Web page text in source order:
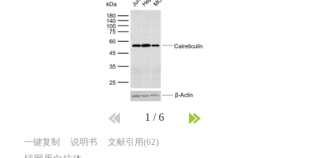
1 /6
一键复制 说明书 文献引用(62)